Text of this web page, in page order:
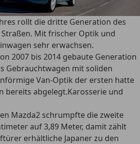
rollt die dritte Generation des
Mit frischer Optik und
sehr erwachsen.
2007 bis 2014 gebaute Generation
Gebrauchtwagen mit soliden
Van-Optik der ersten hatte
bereits abgelegt.Karosserie und
Mazda2 schrumpfte die zweite
auf 3,89 Meter, damit zählt
erhältliche Japaner zu den